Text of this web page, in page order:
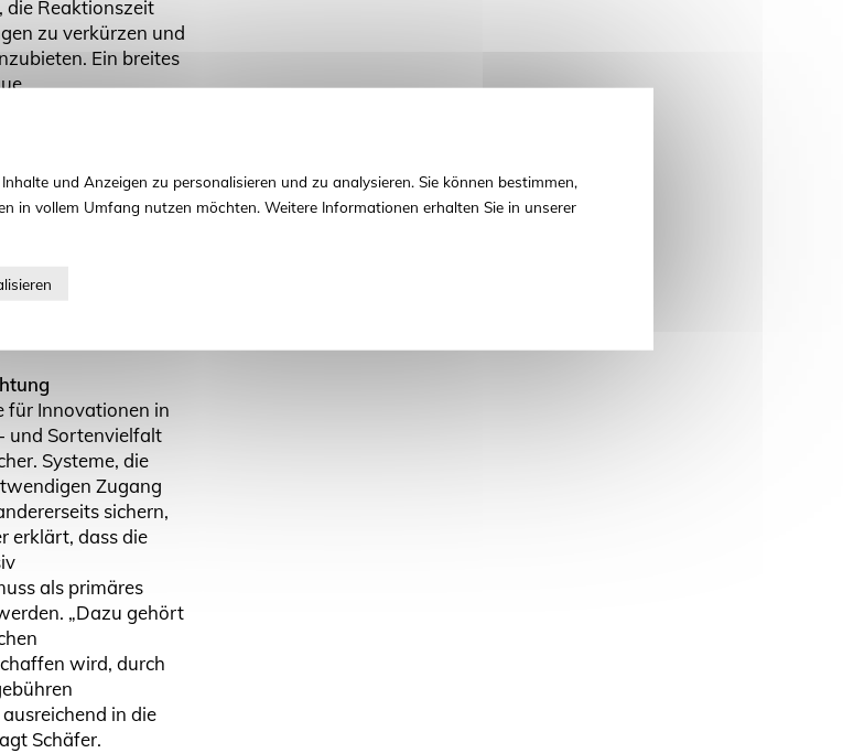
die Reaktionszeit
zu verkürzen und
Ein breites
und
die sich nicht
nicht als GVO
Vielzahl an
zu den neuen
auch
für Innovationen in
und Sortenvielfalt
Systeme, die
Zugang
sichern,
erklärt, dass die
als primäres
„Dazu gehört
wird, durch
in die
Schäfer.
und Anzeigen zu personalisieren und zu analysieren. Sie können bestimmen,
in vollem Umfang nutzen möchten. Weitere Informationen erhalten Sie in unserer